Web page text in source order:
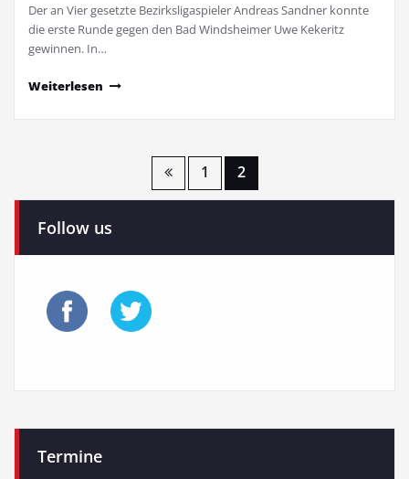
Der an Vier gesetzte Bezirksligaspieler Andreas Sandner konnte
die erste Runde gegen den Bad Windsheimer Uwe Kekeritz
gewinnen. In…
Weiterlesen
Seitennummerierung
Beiträge
1 2
Follow us
Termine